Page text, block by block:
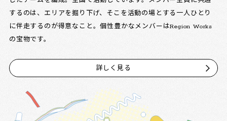
するのは、エリアを掘り下げ、そこを活動の場とする一人ひとり
に伴走するのが得意なこと。個性豊かなメンバーはRegion Works
の宝物です。
詳しく見る